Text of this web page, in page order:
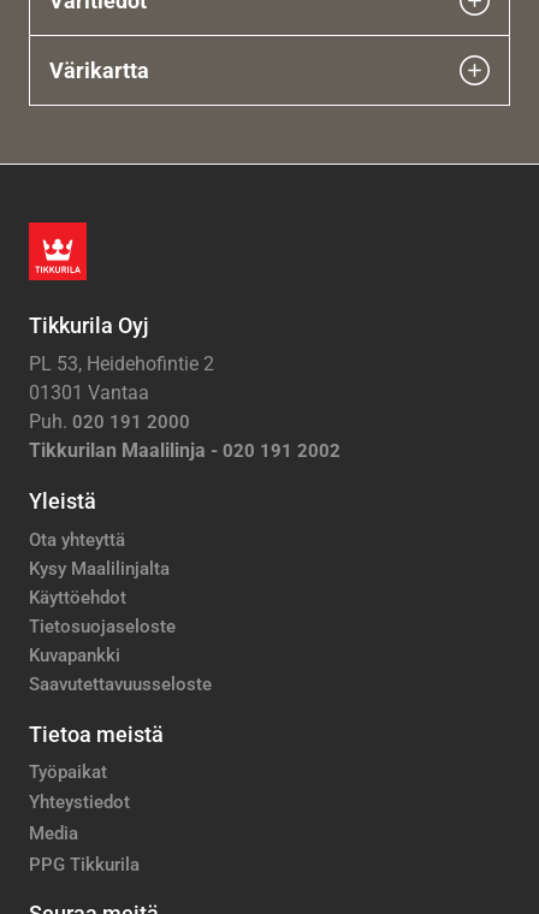
Värikartta
Tikkurila Oyj
PL 53, Heidehofintie 2
01301 Vantaa
Puh. 020 191 2000
Tikkurilan Maalilinja - 020 191 2002
Yleistä
Ota yhteyttä
Kysy Maalilinjalta
Käyttöehdot
Tietosuojaseloste
Kuvapankki
Saavutettavuusseloste
Tietoa meistä
Työpaikat
Yhteystiedot
Media
PPG Tikkurila